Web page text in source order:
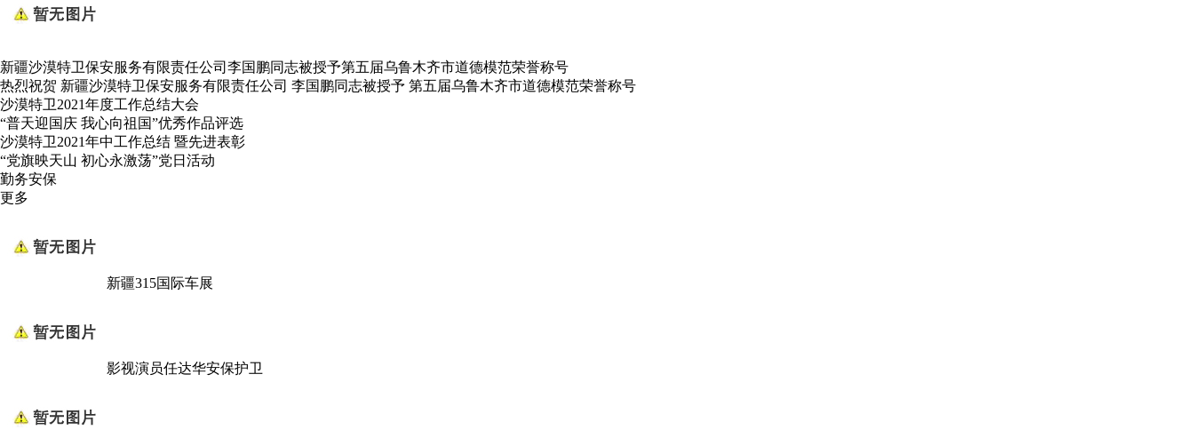
新疆沙漠特卫保安服务有限责任公司李国鹏同志被授予第五届乌鲁木齐市道德模范荣誉称号
热烈祝贺 新疆沙漠特卫保安服务有限责任公司 李国鹏同志被授予 第五届乌鲁木齐市道德模范荣誉称号
沙漠特卫2021年度工作总结大会
“普天迎国庆 我心向祖国”优秀作品评选
沙漠特卫2021年中工作总结 暨先进表彰
“党旗映天山 初心永激荡”党日活动
勤务安保
更多
新疆315国际车展
影视演员任达华安保护卫